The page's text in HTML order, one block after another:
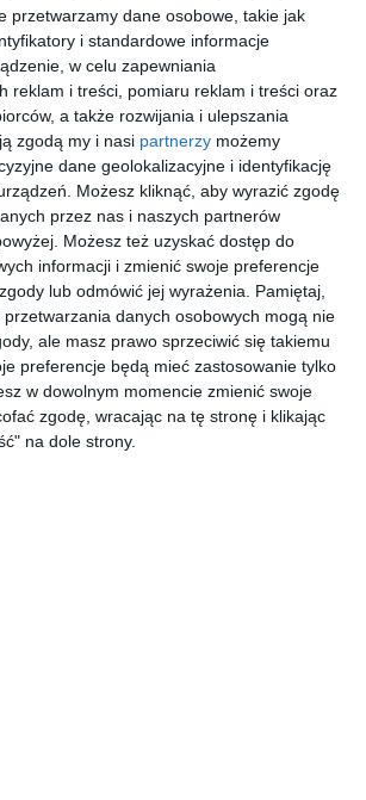
przetwarzamy dane osobowe, takie jak
i standardowe informacje
w celu zapewniania
reklam i treści, pomiaru reklam i treści oraz
a także rozwijania i ulepszania
zgodą my i nasi partnerzy możemy
dane geolokalizacyjne i identyfikację
Możesz kliknąć, aby wyrazić zgodę
przez nas i naszych partnerów
Możesz też uzyskać dostęp do
informacji i zmienić swoje preferencje
lub odmówić jej wyrażenia.
Pamiętaj,
danych osobowych mogą nie
ale masz prawo sprzeciwić się takiemu
preferencje będą mieć zastosowanie tylko
w dowolnym momencie zmienić swoje
zgodę, wracając na tę stronę i klikając
na dole strony.
z Białołęką, Wawrem i Rembertowem oraz
gminy Centrum, a także z władzami
są też niektóre gminy podwarszawskie,
firm "śmieciowych" akces zgłosiły
waha się MPO.
na 30 mln zł, połowę wyłożą firmy,
z unijnych funduszy pomocowych i
Ochrony Środowiska, resztę będą
i miasto.
spadnie koszt wywozu śmieci i to powinien
dla mieszkańców, aby posiadać w domu dwa
stał gotowy ponad rok i nie
z powodu protestów ekologów. - Ja tam
- mówi mieszkaniec Zacisza. - Jeszcze
spalarni, a już słyszę, że trzeba budować
czytam o coraz to nowych pomysłach na